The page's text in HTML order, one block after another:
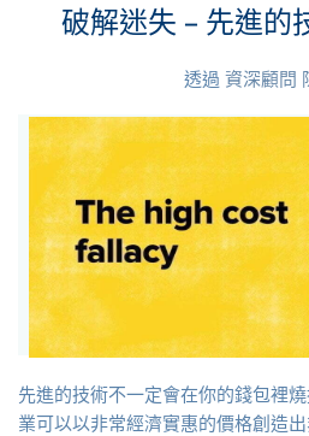
破解迷失 – 先進的
透過 資深顧問
先進的技術不一定會在你的錢包裡
業可以以非常經濟實惠的價格創造